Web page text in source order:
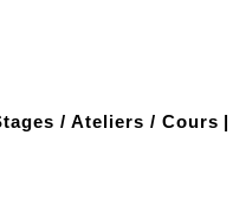
/ Ateliers / Cours |